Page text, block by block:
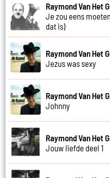
Raymond Van Het
Je zou eens
dat is)
Raymond Van Het
Jezus was sexy
Raymond Van Het
Johnny
Raymond Van Het
Jouw liefde deel 1